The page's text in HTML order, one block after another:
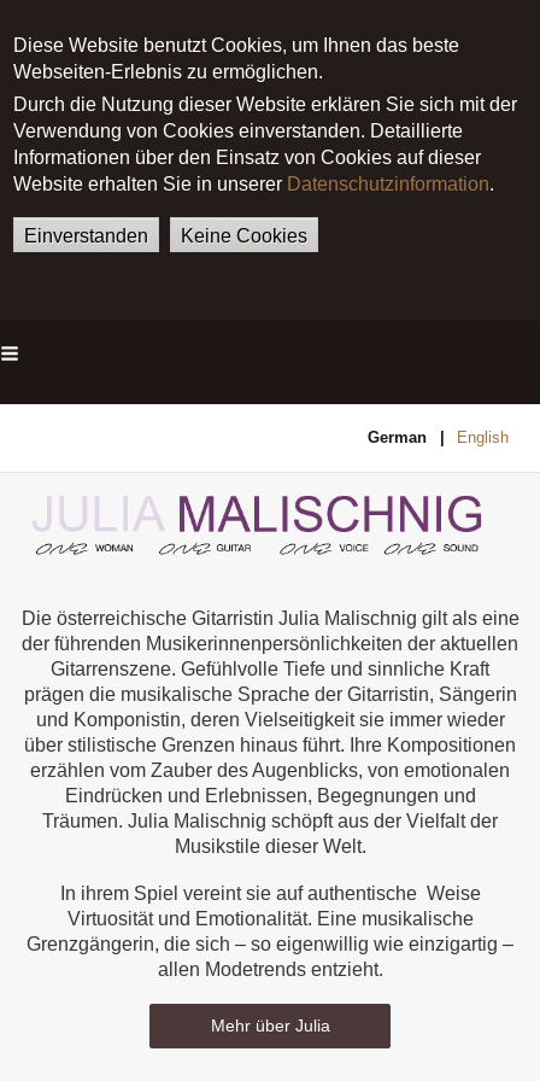
Diese Website benutzt Cookies, um Ihnen das beste
Webseiten-Erlebnis zu ermöglichen.
Durch die Nutzung dieser Website erklären Sie sich mit der
Verwendung von Cookies einverstanden. Detaillierte
Informationen über den Einsatz von Cookies auf dieser
Website erhalten Sie in unserer Datenschutzinformation.
Einverstanden Keine Cookies
German English
Die österreichische Gitarristin Julia Malischnig gilt als eine
der führenden Musikerinnenpersönlichkeiten der aktuellen
Gitarrenszene. Gefühlvolle Tiefe und sinnliche Kraft
prägen die musikalische Sprache der Gitarristin, Sängerin
und Komponistin, deren Vielseitigkeit sie immer wieder
über stilistische Grenzen hinaus führt. Ihre Kompositionen
erzählen vom Zauber des Augenblicks, von emotionalen
Eindrücken und Erlebnissen, Begegnungen und
Träumen. Julia Malischnig schöpft aus der Vielfalt der
Musikstile dieser Welt.
In ihrem Spiel vereint sie auf authentische Weise
Virtuosität und Emotionalität. Eine musikalische
Grenzgängerin, die sich – so eigenwillig wie einzigartig –
allen Modetrends entzieht.
Mehr über Julia